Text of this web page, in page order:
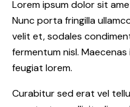
Lorem ipsum dolor sit
Nunc porta fringilla
velit et, sodales
fermentum nisl.
feugiat lorem.
Curabitur sed erat vel